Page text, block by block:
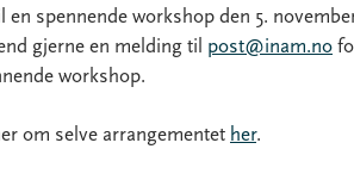
en spennende workshop den 5.
gjerne en melding til post@inam.no
workshop.
om selve arrangementet her.